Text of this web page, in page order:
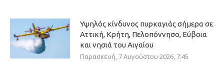
Υψηλός κίνδυνος πυρκαγιάς σήμερα σε
Αττική, Κρήτη, Πελοπόννησο, Εύβοια
και νησιά του Αιγαίου
Παρασκευή, 7 Αυγούστου 2026, 7:45